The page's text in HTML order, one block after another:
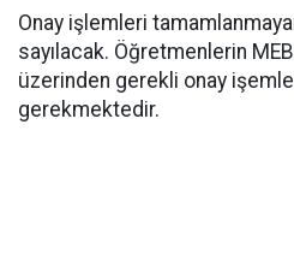
Onay işlemleri
sayılacak. Öğretmenlerin
üzerinden gerekli onay
gerekmektedir.